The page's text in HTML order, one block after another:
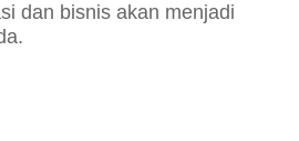
dan bisnis akan menjadi